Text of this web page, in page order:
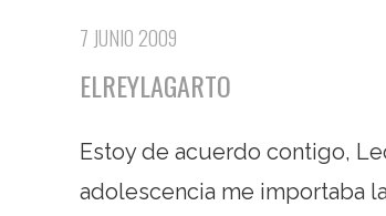
7 JUNIO 2009
ELREYLAGARTO
Estoy de acuerdo contigo,
adolescencia me importaba